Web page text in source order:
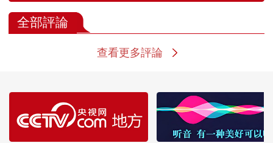
全部評論
查看更多評論